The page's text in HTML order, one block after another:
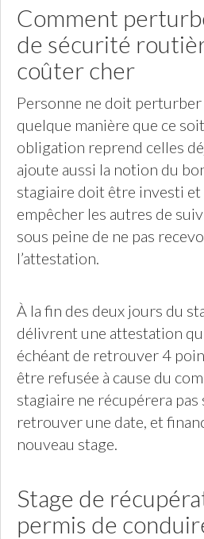
Comment
de sécurité
coûter cher
Personne ne doit perturber
quelque manière que ce
obligation reprend celles
ajoute aussi la notion du
stagiaire doit être investi et
empêcher les autres de
sous peine de ne pas
l’attestation.
À la fin des deux jours du
délivrent une attestation
échéant de retrouver 4
être refusée à cause du
stagiaire ne récupérera pas
retrouver une date, et
nouveau stage.
Stage de
permis de